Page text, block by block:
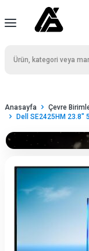
Anasayfa Çevre
Dell SE2425HM 23.8"